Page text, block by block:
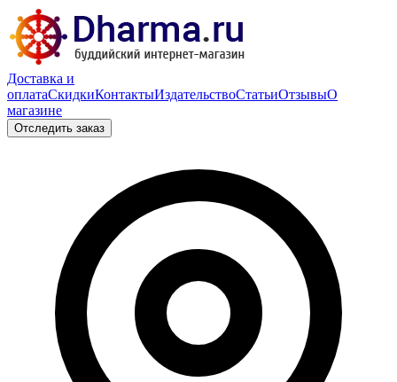
Доставка и
оплатаСкидкиКонтактыИздательствоСтатьиОтзывыО
магазине
Отследить заказ